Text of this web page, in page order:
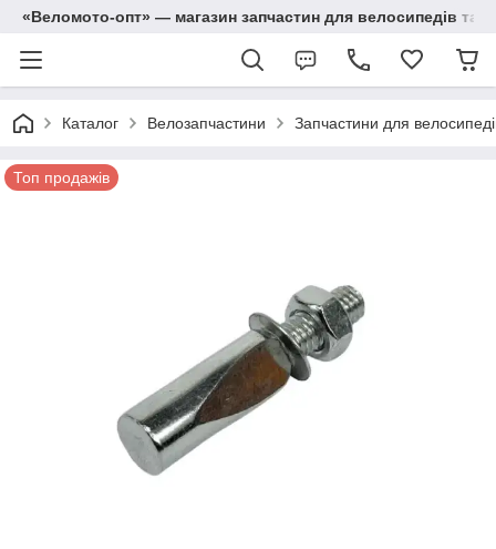
«Веломото-опт» — магазин запчастин для велосипедів та
Каталог Велозапчастини Запчастини для
Топ продажів